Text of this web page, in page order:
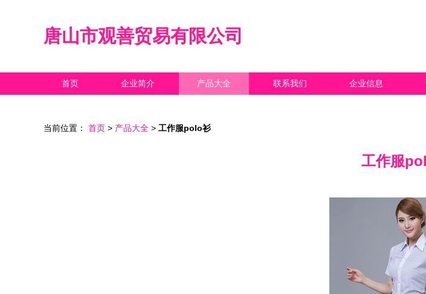
唐山市观善贸易有限公司
首页 企业简介 产品大全 联系我们 企业信息
当前位置： 首页 > 产品大全 > 工作服polo衫
工作服